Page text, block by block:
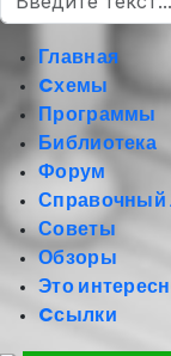
Главная
Cхемы
Программы
Библиотека
Форум
Справочный
Советы
Обзоры
Это
Cсылки